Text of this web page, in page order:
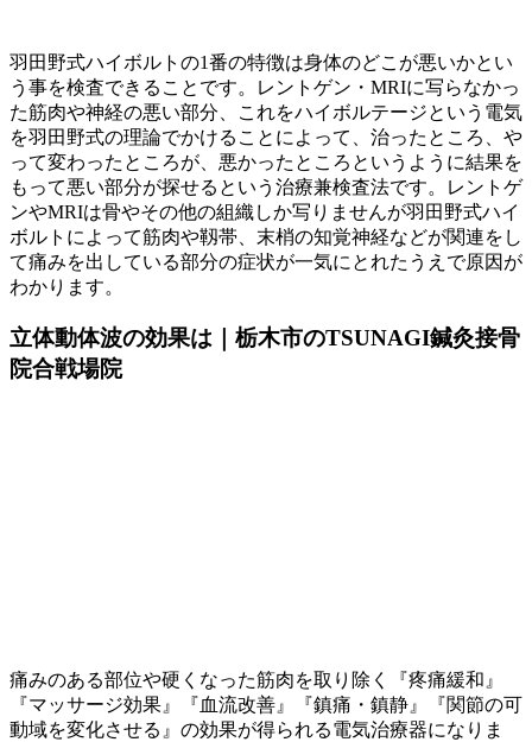
羽田野式ハイボルトの1番の特徴は身体のどこが悪いかとい
う事を検査できることです。レントゲン・MRIに写らなかっ
た筋肉や神経の悪い部分、これをハイボルテージという電気
を羽田野式の理論でかけることによって、治ったところ、や
って変わったところが、悪かったところというように結果を
もって悪い部分が探せるという治療兼検査法です。レントゲ
ンやMRIは骨やその他の組織しか写りませんが羽田野式ハイ
ボルトによって筋肉や靱帯、末梢の知覚神経などが関連をし
て痛みを出している部分の症状が一気にとれたうえで原因が
わかります。
立体動体波の効果は｜栃木市のTSUNAGI鍼灸接骨
院合戦場院
痛みのある部位や硬くなった筋肉を取り除く『疼痛緩和』
『マッサージ効果』『血流改善』『鎮痛・鎮静』『関節の可
動域を変化させる』の効果が得られる電気治療器になりま